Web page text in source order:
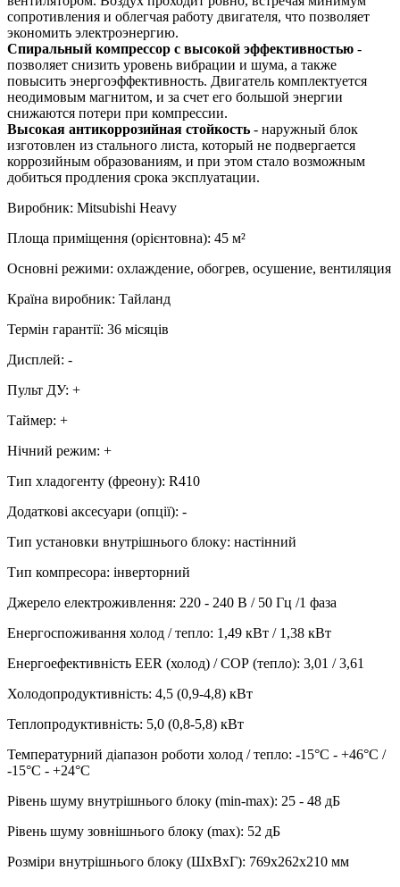
сопротивления и облегчая работу двигателя, что позволяет
экономить электроэнергию.
Спиральный компрессор с высокой эффективностью -
позволяет снизить уровень вибрации и шума, а также
повысить энергоэффективность. Двигатель комплектуется
неодимовым магнитом, и за счет его большой энергии
снижаются потери при компрессии.
Высокая антикоррозийная стойкость - наружный блок
изготовлен из стального листа, который не подвергается
коррозийным образованиям, и при этом стало возможным
добиться продления срока эксплуатации.
Виробник: Mitsubishi Heavy
Площа приміщення (орієнтовна): 45 м²
Основні режими: охлаждение, обогрев, осушение, вентиляция
Країна виробник: Тайланд
Термін гарантії: 36 місяців
Дисплей: -
Пульт ДУ: +
Таймер: +
Нічний режим: +
Тип хладогенту (фреону): R410
Додаткові аксесуари (опції): -
Тип установки внутрішнього блоку: настінний
Тип компресора: інверторний
Джерело електроживлення: 220 - 240 В / 50 Гц /1 фаза
Енергоспоживання холод / тепло: 1,49 кВт / 1,38 кВт
Енергоефективність EER (холод) / СОР (тепло): 3,01 / 3,61
Холодопродуктивність: 4,5 (0,9-4,8) кВт
Теплопродуктивність: 5,0 (0,8-5,8) кВт
Температурний діапазон роботи холод / тепло: -15°С - +46°С /
-15°С - +24°С
Рівень шуму внутрішнього блоку (min-max): 25 - 48 дБ
Рівень шуму зовнішнього блоку (max): 52 дБ
Розміри внутрішнього блоку (ШхВхГ): 769х262х210 мм